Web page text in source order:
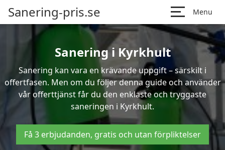
Sanering-pris.se Menu
Sanering i Kyrkhult
Sanering kan vara en krävande uppgift – särskilt i
offertfasen. Men om du följer denna guide och använder
vår offerttjänst får du den enklaste och tryggaste
saneringen i Kyrkhult.
Få 3 erbjudanden, gratis och utan förpliktelser